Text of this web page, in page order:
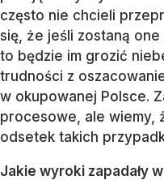
często nie chcieli
się, że jeśli zostaną
to będzie im grozić
trudności z
w okupowanej Polsce.
procesowe, ale wiemy,
odsetek takich
Jakie wyroki zapadały